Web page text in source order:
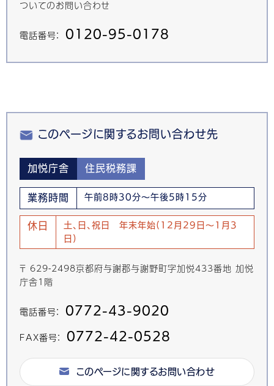
ついてのお問い合わせ
電話番号： 0120-95-0178
このページに関するお問い合わせ先
加悦庁舎 住民税務課
業務時間 午前8時30分～午後5時15分
休日
土、日、祝日 年末年始(12月29日～1月3
日)
〒 629-2498京都府与謝郡与謝野町字加悦433番地 加悦
庁舎1階
電話番号： 0772-43-9020
FAX番号： 0772-42-0528
このページに関するお問い合わせ